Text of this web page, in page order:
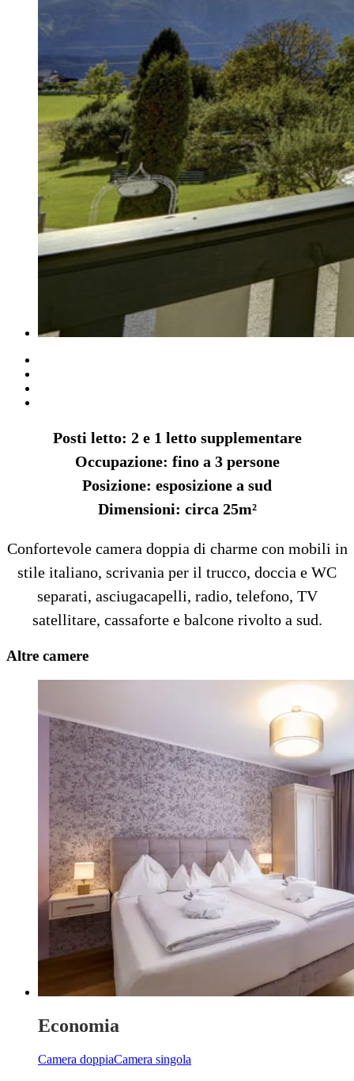
Posti letto: 2 e 1 letto supplementare
Occupazione: fino a 3 persone
Posizione: esposizione a sud
Dimensioni: circa 25m²
Confortevole camera doppia di charme con mobili in
stile italiano, scrivania per il trucco, doccia e WC
separati, asciugacapelli, radio, telefono, TV
satellitare, cassaforte e balcone rivolto a sud.
Altre camere
Economia
Camera doppiaCamera singola